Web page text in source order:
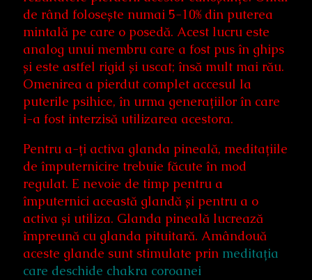
de rând folosește numai 5-10% din puterea
mintală pe care o posedă. Acest lucru este
analog unui membru care a fost pus în ghips
și este astfel rigid și uscat; însă mult mai rău.
Omenirea a pierdut complet accesul la
puterile psihice, în urma generațiilor în care
i-a fost interzisă utilizarea acestora.
Pentru a-ți activa glanda pineală, meditațiile
de împuternicire trebuie făcute în mod
regulat. E nevoie de timp pentru a
împuternici această glandă și pentru a o
activa și utiliza. Glanda pineală lucrează
împreună cu glanda pituitară. Amândouă
aceste glande sunt stimulate prin meditația
care deschide chakra coroanei